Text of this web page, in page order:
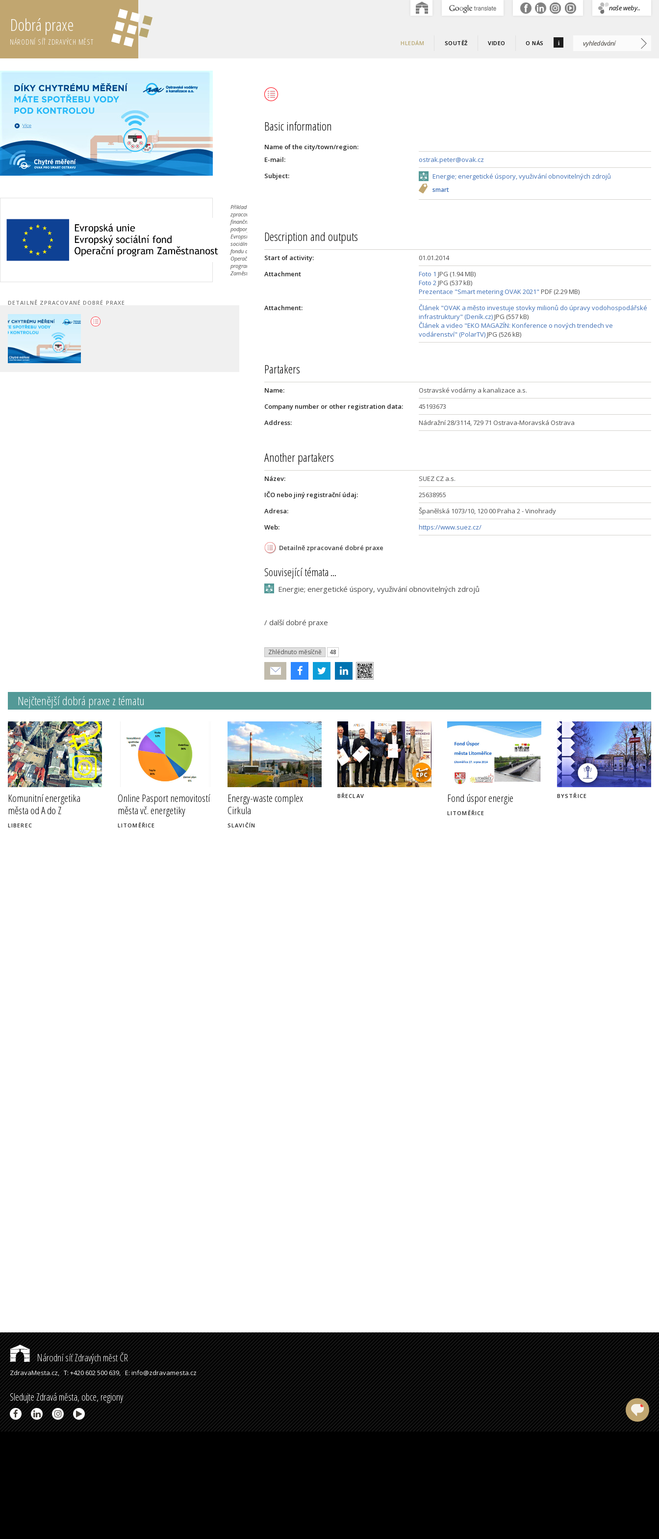
naše weby..
.
Dobrá praxe
NÁRODNÍ SÍŤ ZDRAVÝCH MĚST HLEDÁM SOUTĚŽ VIDEO O NÁS i
Příklad byl
zpracován za
finanční
podpory
Evropského
sociálního
fondu a
Operačního
programu
Zaměstnanost.
DETAILNĚ ZPRACOVANÉ DOBRÉ PRAXE
Basic information
Name of the city/town/region:
E-mail:
ostrak.peter@ovak.cz
Subject:
Energie; energetické úspory, využivání obnovitelných zdrojů
smart
Description and outputs
Start of activity:
01.01.2014
Attachment
Foto 1 JPG (1.94 MB)
Foto 2JPG (537 kB)
Prezentace "Smart metering OVAK 2021" PDF (2.29 MB)
Attachment:
Článek "OVAK a město investuje stovky milionů do úpravy vodohospodářské
infrastruktury" (Deník.cz)JPG (557 kB)
Článek a video "EKO MAGAZÍN: Konference o nových trendech ve
vodárenství" (PolarTV)JPG (526 kB)
Partakers
Name:
Ostravské vodárny a kanalizace a.s.
Company number or other registration data:
45193673
Address:
Nádražní 28/3114, 729 71 Ostrava-Moravská Ostrava
Another partakers
Název:
SUEZ CZ a.s.
IČO nebo jiný registrační údaj:
25638955
Adresa:
Španělská 1073/10, 120 00 Praha 2 - Vinohrady
Web:
https://www.suez.cz/
Detailně zpracované dobré praxe
Související témata ...
Energie; energetické úspory, využivání obnovitelných zdrojů
/ další dobré praxe
Zhlédnuto měsíčně 48
Poslat
Nejčtenější dobrá praxe z tématu
Komunitní energetika
města od A do Z
LIBEREC
Online Pasport nemovitostí
města vč. energetiky
LITOMĚŘICE
Energy-waste complex
Cirkula
SLAVIČÍN
BŘECLAV Fond úspor energie
LITOMĚŘICE
BYSTŘICE
Národní síť Zdravých měst ČR
ZdravaMesta.cz,T: +420 602 500 639,E: info@zdravamesta.cz
Sledujte Zdravá města, obce, regiony